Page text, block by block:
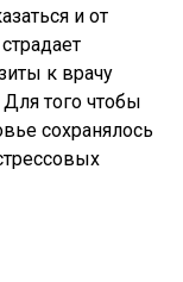
и от
к врачу
того чтобы
сохранялось